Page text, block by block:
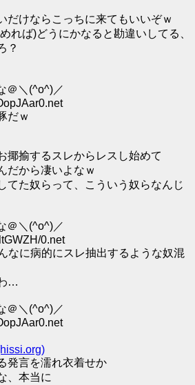
だけならこっちに来てもいいぞｗ
れば)どうにかなると勘違いしてる、
？
＠＼(^o^)／
だｗ
揶揄するスレからレスし始めて
だから凄いよなｗ
てた奴らって、こういう奴らなんじ
＠＼(^o^)／
0.net
なに病的にスレ抽出するような奴混
…
＠＼(^o^)／
発言を濡れ衣着せか
、本当に